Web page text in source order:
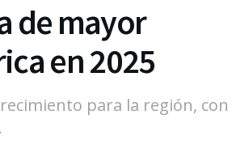
de mayor
en 2025
para la región, con